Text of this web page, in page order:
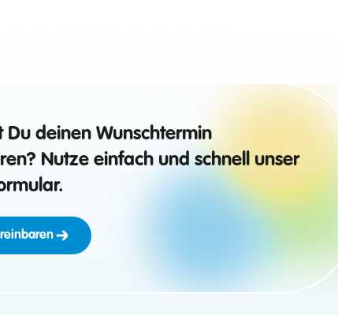
Du deinen Wunschtermin
Nutze einfach und schnell unser